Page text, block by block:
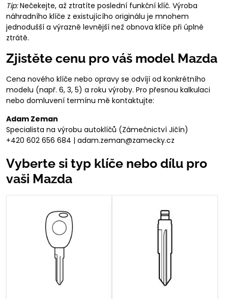
Tip:Nečekejte, až ztratíte poslední funkční klíč. Výroba
náhradního klíče z existujícího originálu je mnohem
jednodušší a výrazně levnější než obnova klíče při úplné
ztrátě.
Zjistěte cenu pro váš model Mazda
Cena nového klíče nebo opravy se odvíjí od konkrétního
modelu (např. 6, 3, 5) a roku výroby. Pro přesnou kalkulaci
nebo domluvení termínu mě kontaktujte:
Adam Zeman
Specialista na výrobu autoklíčů (Zámečnictví Jičín)
+420 602 656 684 | adam.zeman@zamecky.cz
Vyberte si typ klíče nebo dílu pro
vaši Mazda